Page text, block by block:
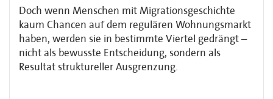
Doch wenn Menschen mit Migrationsgeschichte
kaum Chancen auf dem regulären Wohnungsmarkt
haben, werden sie in bestimmte Viertel gedrängt –
nicht als bewusste Entscheidung, sondern als
Resultat struktureller Ausgrenzung.